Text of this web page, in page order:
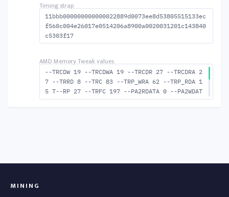
11bbb000000000000022889d0073ee8d53805515133ec
f560c004e26017e0514206a8900a0020031201c143840
c5303f17
--TRCDW 19 --TRCDWA 19 --TRCDR 27 --TRCDRA 2
7 --TRRD 8 --TRC 83 --TRP_WRA 62 --TRP_RDA 1
5 T--RP 27 --TRFC 197 --PA2RDATA 0 --PA2WDAT
A 0 --TFAW 14 --TCRCRL 2 --TCRCWL 6 --TFAW32
MINING